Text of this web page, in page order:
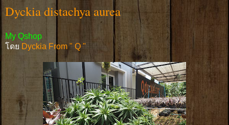
Dyckia distachya aurea
My Qshop
โดย Dyckia From " Q "